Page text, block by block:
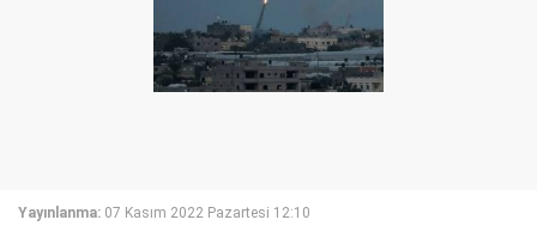
Yayınlanma: 07 Kasım 2022 Pazartesi 12:10